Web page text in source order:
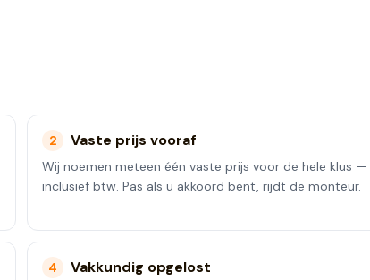
2 Vaste prijs vooraf
Wij noemen meteen één vaste prijs voor de hele klus —
inclusief btw. Pas als u akkoord bent, rijdt de monteur.
4 Vakkundig opgelost